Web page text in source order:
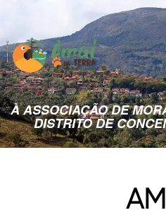
À ASSOCIAÇÃO DE
DISTRITO DE